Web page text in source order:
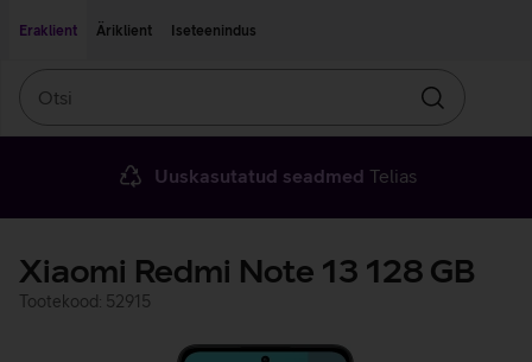
Eraklient
Äriklient Iseteenindus
Otsin
Uuskasutatud seadmed Telias
Xiaomi Redmi Note 13 128 GB
Tootekood: 52915